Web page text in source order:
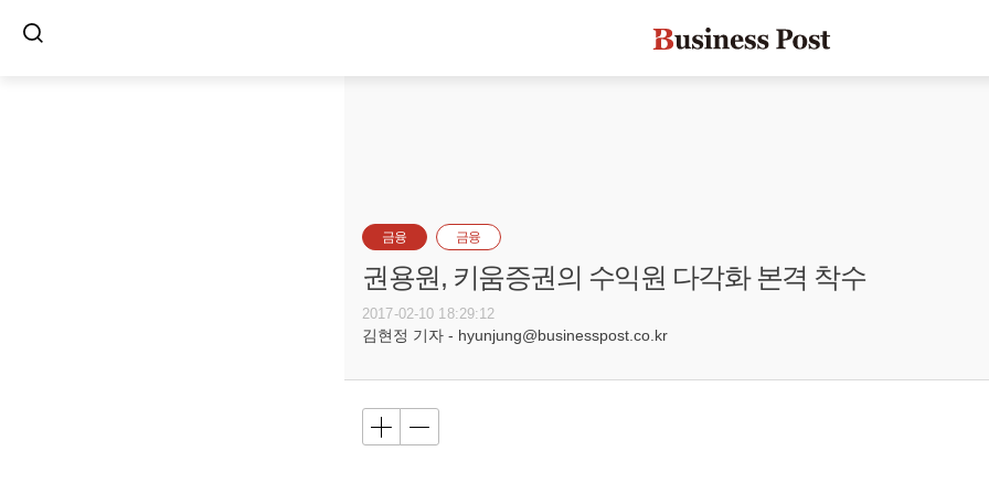
금융 금융
권용원, 키움증권의 수익원 다각화 본격 착수
2017-02-10 18:29:12
김현정 기자 - hyunjung@businesspost.co.kr